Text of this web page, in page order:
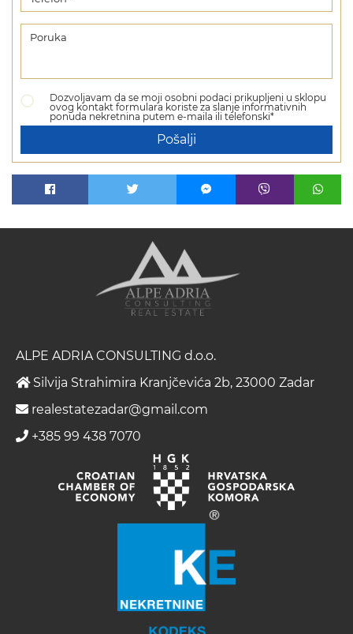
Dozvoljavam da se moji osobni podaci prikupljeni u sklopu
ovog kontakt formulara koriste za slanje informativnih
ponuda nekretnina putem e-maila ili telefonski*
Pošalji
ALPE ADRIA CONSULTING d.o.o.
Silvija Strahimira Kranjčevića 2b, 23000 Zadar
realestatezadar@gmail.com
+385 99 438 7070